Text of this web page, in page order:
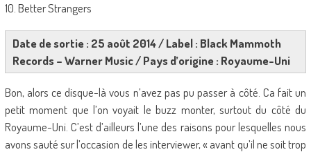
10. Better Strangers
Date de sortie : 25 août 2014 / Label : Black Mammoth
Records – Warner Music / Pays d’origine : Royaume-Uni
Bon, alors ce disque-là vous n’avez pas pu passer à côté. Ca fait un
petit moment que l’on voyait le buzz monter, surtout du côté du
Royaume-Uni. C’est d’ailleurs l’une des raisons pour lesquelles nous
avons sauté sur l’occasion de les interviewer, « avant qu’il ne soit trop